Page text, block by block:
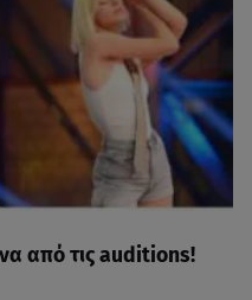
από τις auditions!